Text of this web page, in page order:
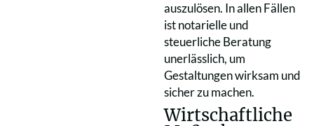
auszulösen. In allen Fällen
ist notarielle und
steuerliche Beratung
unerlässlich, um
Gestaltungen wirksam und
sicher zu machen.
Wirtschaftliche